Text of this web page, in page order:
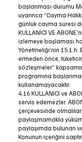
başlanması durumu
uyarınca “Cayma
günlük cayma süresi
KULLANICI VE
izlemeye başlaması
Yönetmeliği’nin
ermeden önce,
sözleşmeler”
programına
kullanamayacaktır.
4.16 KULLANICI ve
servis edemezler.
çerçevesinde
paylaşmamakla
paylaşımda bulunan
Konunun içeriğini